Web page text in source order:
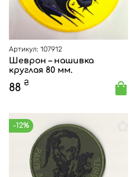
Артикул: 107912
Шеврон – нашивка
круглая 80 мм.
88 ₴
-12%